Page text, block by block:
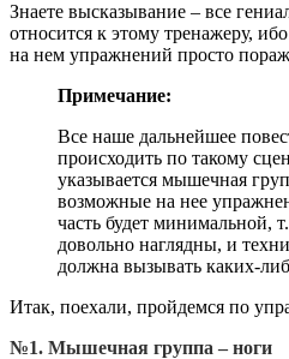
Знаете высказывание – все
относится к этому тренажеру,
на нем упражнений просто
Примечание:
Все наше дальнейшее
происходить по такому
указывается мышечная
возможные на нее
часть будет минимальной,
довольно наглядны, и
должна вызывать каких-
Итак, поехали, пройдемся по
№1. Мышечная группа – ноги